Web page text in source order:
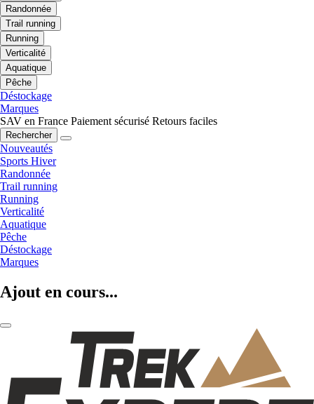
Randonnée
Trail running
Running
Verticalité
Aquatique
Pêche
Déstockage
Marques
SAV en France Paiement sécurisé Retours faciles
Rechercher
Nouveautés
Sports Hiver
Randonnée
Trail running
Running
Verticalité
Aquatique
Pêche
Déstockage
Marques
Ajout en cours...